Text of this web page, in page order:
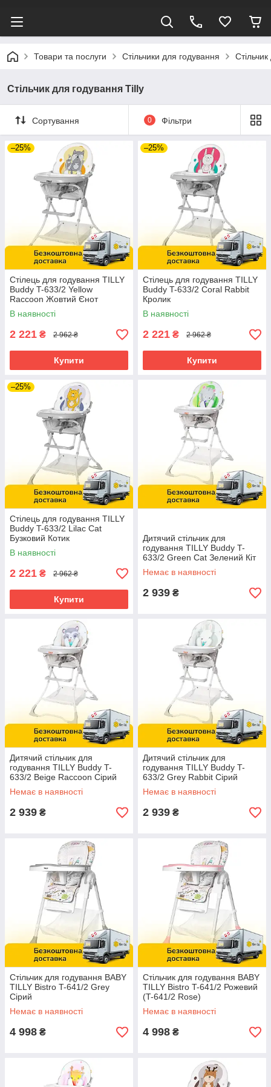
Товари та послуги Стільчики для годування
Стільчик для годування Tilly
Сортування 0 Фільтри
–25%
Стілець для годування TILLY
Buddy T-633/2 Yellow
Raccoon Жовтий Єнот
В наявності
2 221 ₴ 2 962 ₴
Купити
–25%
Стілець для годування TILLY
Buddy T-633/2 Coral Rabbit
Кролик
В наявності
2 221 ₴ 2 962 ₴
Купити
–25%
Стілець для годування TILLY
Buddy T-633/2 Lilac Cat
Бузковий Котик
В наявності
2 221 ₴ 2 962 ₴
Купити
Дитячий стільчик для
годування TILLY Buddy T-
633/2 Green Cat Зелений Кіт
Немає в наявності
2 939 ₴
Дитячий стільчик для
годування TILLY Buddy T-
633/2 Beige Raccoon Сірий
Єнот
Немає в наявності
2 939 ₴
Дитячий стільчик для
годування TILLY Buddy T-
633/2 Grey Rabbit Сірий
Кролик
Немає в наявності
2 939 ₴
Стільчик для годування BABY
TILLY Bistro T-641/2 Grey
Сірий
Немає в наявності
4 998 ₴
Стільчик для годування BABY
TILLY Bistro T-641/2 Рожевий
(T-641/2 Rose)
Немає в наявності
4 998 ₴